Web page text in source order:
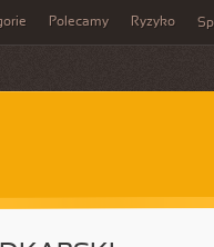
Polecamy Ryzyko